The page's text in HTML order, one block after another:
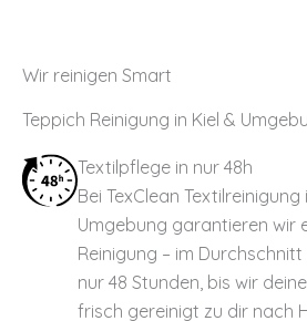
Wir reinigen Smart
Teppich Reinigung in Kiel &
Textilpflege in nur 48h
Bei TexClean Textilreinigung
Umgebung garantieren wir
Reinigung – im
nur 48 Stunden, bis wir
frisch gereinigt zu dir nach